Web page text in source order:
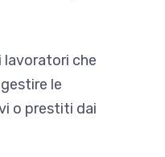
lavoratori che
le
o prestiti dai